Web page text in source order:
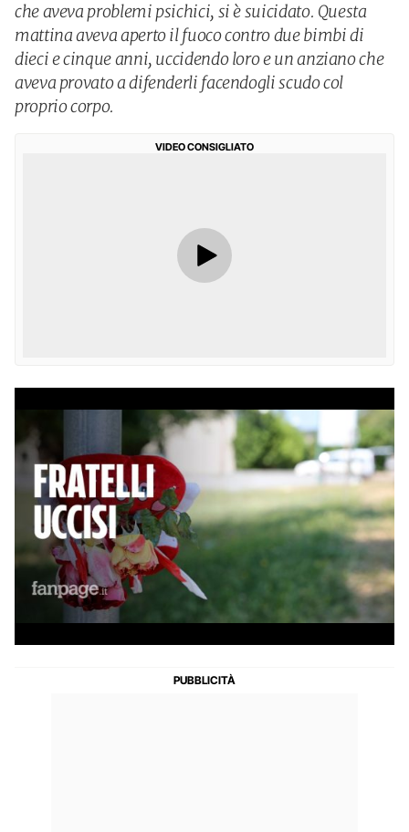
che aveva problemi psichici, si è suicidato. Questa
mattina aveva aperto il fuoco contro due bimbi di
dieci e cinque anni, uccidendo loro e un anziano che
aveva provato a difenderli facendogli scudo col
proprio corpo.
VIDEO CONSIGLIATO